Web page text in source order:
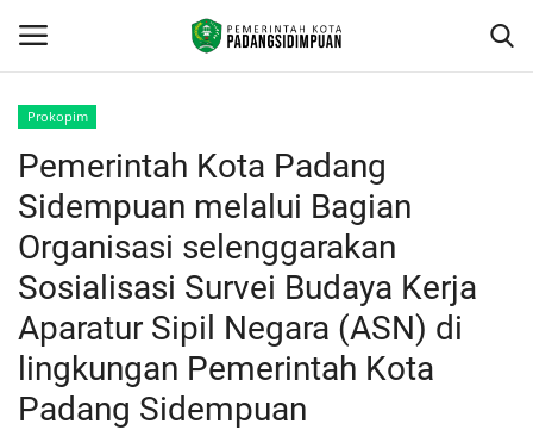
Beranda
KONTAK
Contact
arcgis
PROFILE
Prokopim
Pemerintah Kota Padang
Sidempuan melalui Bagian
Organisasi selenggarakan
Sosialisasi Survei Budaya Kerja
Aparatur Sipil Negara (ASN) di
lingkungan Pemerintah Kota
Padang Sidempuan